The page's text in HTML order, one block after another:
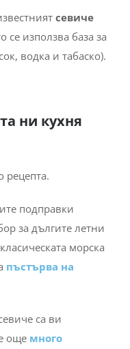
севиче
се използва база за
водка и табаско).
ни кухня
подправки
за дългите летни
морска
пъстърва на
са ви
още много